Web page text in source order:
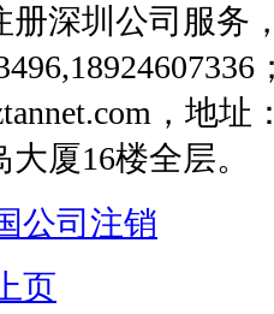
册深圳公司服务
，地
厦16楼全层。
公司注销
页